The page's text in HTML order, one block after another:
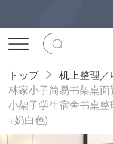
トップ
机上整理／
林家小子简易书架桌
小架子学生宿舍书桌
+奶白色)